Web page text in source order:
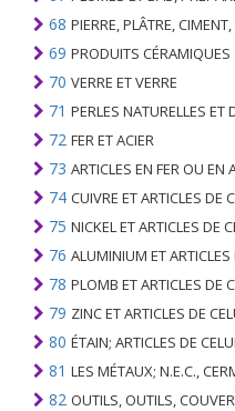
68 PIERRE, PLÂTRE, CIMENT, AMIANTE,
69 PRODUITS CÉRAMIQUES
70 VERRE ET VERRE
71 PERLES NATURELLES ET DE CULTURE; PIERRES PRÉCIEUSES, SEMI-PRÉCIEUSES; MÉTAUX
72 FER ET ACIER
73 ARTICLES EN FER OU EN
74 CUIVRE ET ARTICLES DE
75 NICKEL ET ARTICLES DE
76 ALUMINIUM ET ARTICLES
78 PLOMB ET ARTICLES DE
79 ZINC ET ARTICLES DE
80 ÉTAIN; ARTICLES DE
81 LES MÉTAUX; N.E.C.,
82 OUTILS, OUTILS, COUVERTS, CUILLÈRES ET